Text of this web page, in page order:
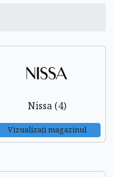
Nissa (4)
Vizualizați magazinul